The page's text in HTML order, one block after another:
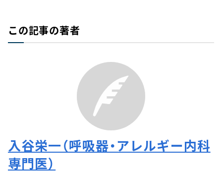
この記事の著者
入谷栄一（呼吸器・アレルギー内科
専門医）